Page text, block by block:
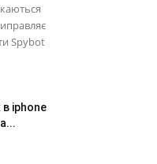
Spybot
в iphone